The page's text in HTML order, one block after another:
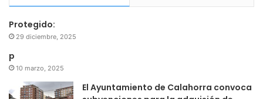
Protegido:
29 diciembre, 2025
p
10 marzo, 2025
El Ayuntamiento de Calahorra convoca